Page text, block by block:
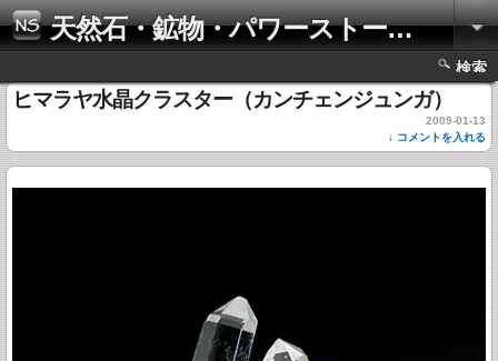
天然石・鉱物・パワーストーンの写真集
検索
ヒマラヤ水晶クラスター（カンチェンジュンガ）
2009-01-13
↓ コメントを入れる